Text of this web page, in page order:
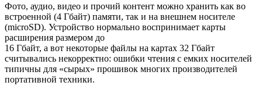
Фото, аудио, видео и прочий контент можно хранить как во
встроенной (4 Гбайт) памяти, так и на внешнем носителе
(microSD). Устройство нормально воспринимает карты
расширения размером до
16 Гбайт, а вот некоторые файлы на картах 32 Гбайт
считывались некорректно: ошибки чтения с емких носителей
типичны для «сырых» прошивок многих производителей
портативной техники.